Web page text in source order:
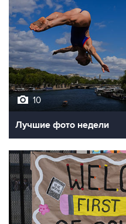
10
Лучшие фото недели